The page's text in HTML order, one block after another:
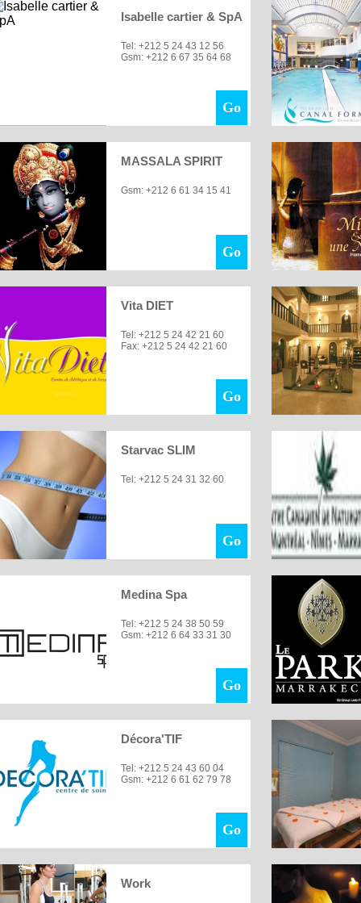
Isabelle cartier & SpA
Tel: +212 5 24 43 12 56
Gsm: +212 6 67 35 64 68
Go
MASSALA SPIRIT
Gsm: +212 6 61 34 15 41
Go
Vita DIET
Tel: +212 5 24 42 21 60
Fax: +212 5 24 42 21 60
Go
Starvac SLIM
Tel: +212 5 24 31 32 60
Go
Medina Spa
Tel: +212 5 24 38 50 59
Gsm: +212 6 64 33 31 30
Go
Décora'TIF
Tel: +212 5 24 43 60 04
Gsm: +212 6 61 62 79 78
Go
Work